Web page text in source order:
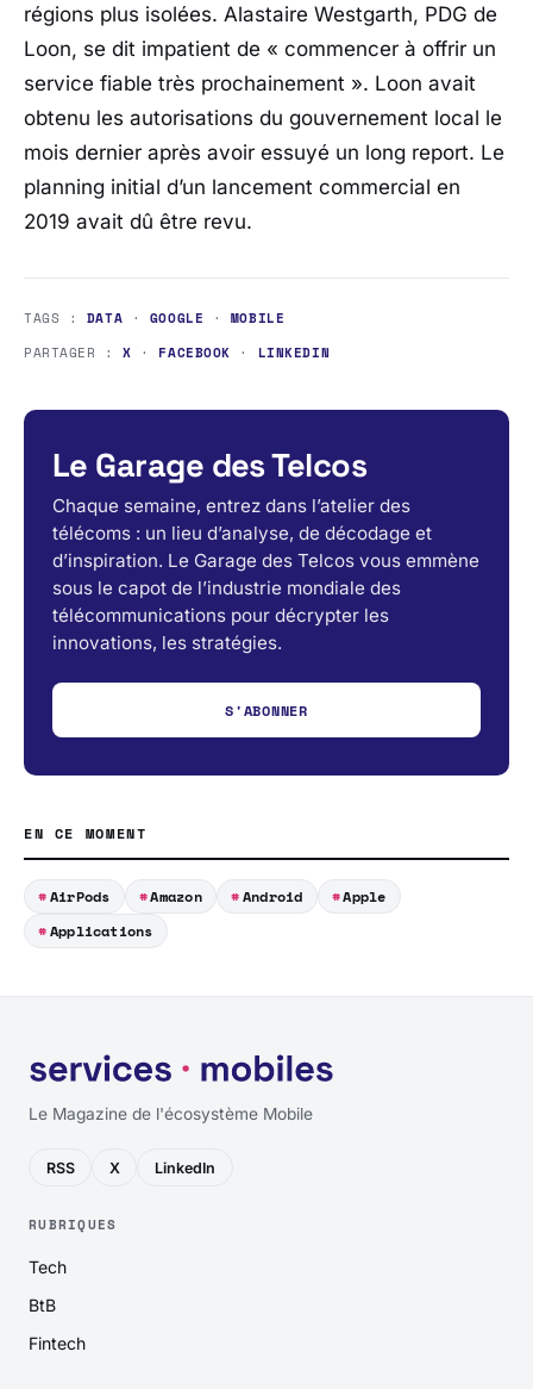
régions plus isolées. Alastaire Westgarth, PDG de
Loon, se dit impatient de « commencer à offrir un
service fiable très prochainement ». Loon avait
obtenu les autorisations du gouvernement local le
mois dernier après avoir essuyé un long report. Le
planning initial d’un lancement commercial en
2019 avait dû être revu.
TAGS : DATA · GOOGLE · MOBILE
PARTAGER :X · FACEBOOK · LINKEDIN
Le Garage des Telcos
Chaque semaine, entrez dans l’atelier des
télécoms : un lieu d’analyse, de décodage et
d’inspiration. Le Garage des Telcos vous emmène
sous le capot de l’industrie mondiale des
télécommunications pour décrypter les
innovations, les stratégies.
S'ABONNER
EN CE MOMENT
AirPods Amazon Android
Apple
Applications
Le Magazine de l'écosystème Mobile
RSS X LinkedIn
RUBRIQUES
Tech
BtB
Fintech